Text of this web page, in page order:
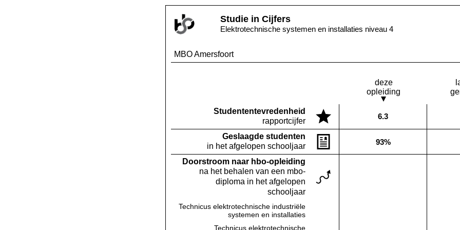
Studie in Cijfers
Elektrotechnische systemen en installaties niveau 4
MBO Amersfoort
deze
opleiding
Studenten­tevredenheid
rapportcijfer
Deze opleiding:
6.3
Geslaagde studenten
in het afgelopen schooljaar
Deze opleiding:
93%
Doorstroom naar hbo-opleiding
na het behalen van een mbo-
diploma in het afgelopen
schooljaar
Technicus elektrotechnische industriële
systemen en installaties
Technicus elektrotechnische